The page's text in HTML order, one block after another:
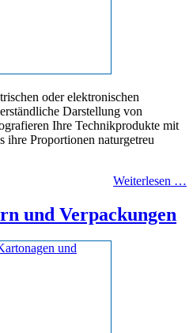
oder elektronischen
Darstellung von
Ihre Technikprodukte mit
ihre Proportionen naturgetreu
Weiterlesen …
und Verpackungen